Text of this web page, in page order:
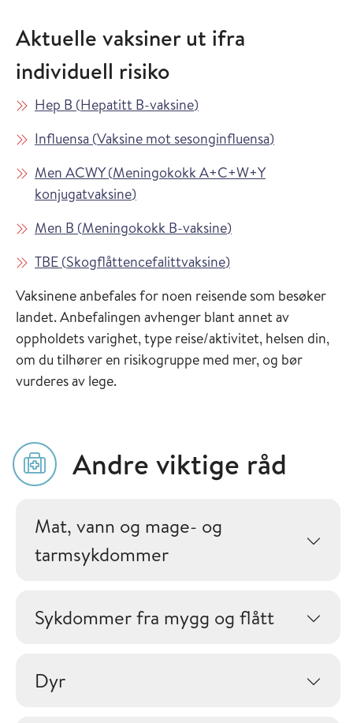
Aktuelle vaksiner ut ifra
individuell risiko
Les mer om
Hep B (Hepatitt B-vaksine)i Vaksinasjonsveilederen
Les mer om
Influensa (Vaksine mot sesonginfluensa)i
Les mer om
Men ACWY(Meningokokk A+C+W+Y
konjugatvaksine)i Vaksinasjonsveilederen
Les mer om
Men B (Meningokokk B-vaksine)i
Les mer om
TBE (Skogflåttencefalittvaksine)i
Vaksinene anbefales for noen reisende som besøker
landet. Anbefalingen avhenger blant annet av
oppholdets varighet, type reise/aktivitet, helsen din,
om du tilhører en risikogruppe med mer, og bør
vurderes av lege.
Andre viktige råd
Mat, vann og mage- og
tarmsykdommer
Sykdommer fra mygg og flått
Dyr